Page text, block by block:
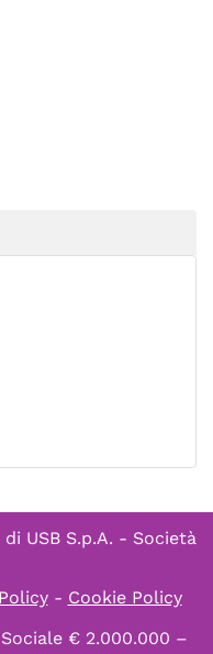
di USB S.p.A. - Società
- Cookie Policy
Sociale € 2.000.000 –